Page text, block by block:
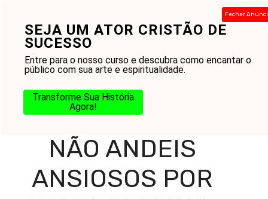
SEJA UM ATOR CRISTÃO DE
SUCESSO
Entre para o nosso curso e descubra como encantar o
público com sua arte e espiritualidade.
Transforme Sua História
Agora!
Fechar
conteúdo
Home-Blog-Gestão das Emoções
andeis ansiosos por coisa alguma: Encontrando Paz na
Palavra
NÃO ANDEIS
ANSIOSOS POR